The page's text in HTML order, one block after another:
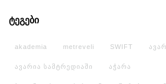
ტეგები
akademia metreveli SWIFT
ავარია სამტრედიაში აჭარა